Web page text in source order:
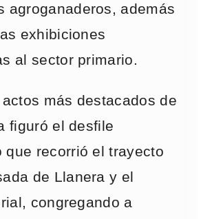
agroganaderos, además
exhibiciones
al sector primario.
más destacados de
figuró el desfile
que recorrió el trayecto
de Llanera y el
congregando a